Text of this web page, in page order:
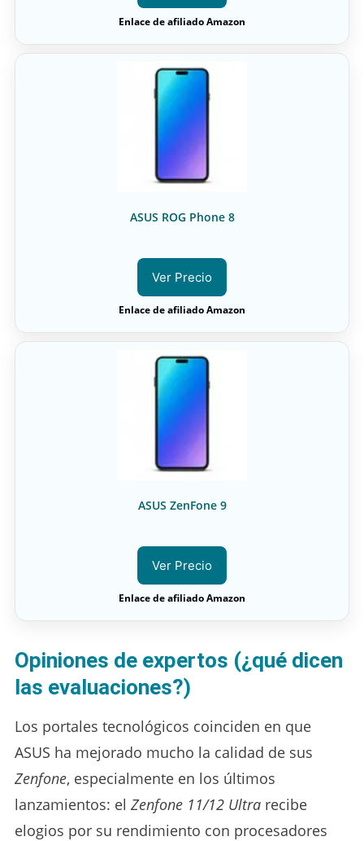
Enlace de afiliado Amazon
ASUS ROG Phone 8
Ver Precio
Enlace de afiliado Amazon
ASUS ZenFone 9
Ver Precio
Enlace de afiliado Amazon
Opiniones de expertos (¿qué dicen
las evaluaciones?)
Los portales tecnológicos coinciden en que
ASUS ha mejorado mucho la calidad de sus
Zenfone, especialmente en los últimos
lanzamientos: el Zenfone 11/12 Ultrarecibe
elogios por su rendimiento con procesadores